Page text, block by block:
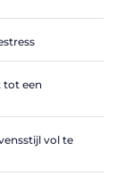
tot een
vol te